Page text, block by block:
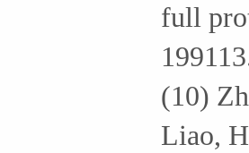
full
(10)
Liao,